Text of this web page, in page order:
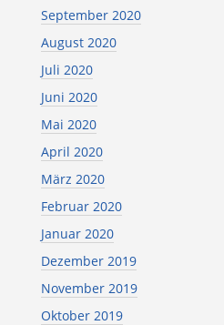
September 2020
August 2020
Juli 2020
Juni 2020
Mai 2020
April 2020
März 2020
Februar 2020
Januar 2020
Dezember 2019
November 2019
Oktober 2019